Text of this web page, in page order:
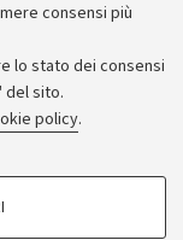
consensi più
lo stato dei consensi
del sito.
policy.